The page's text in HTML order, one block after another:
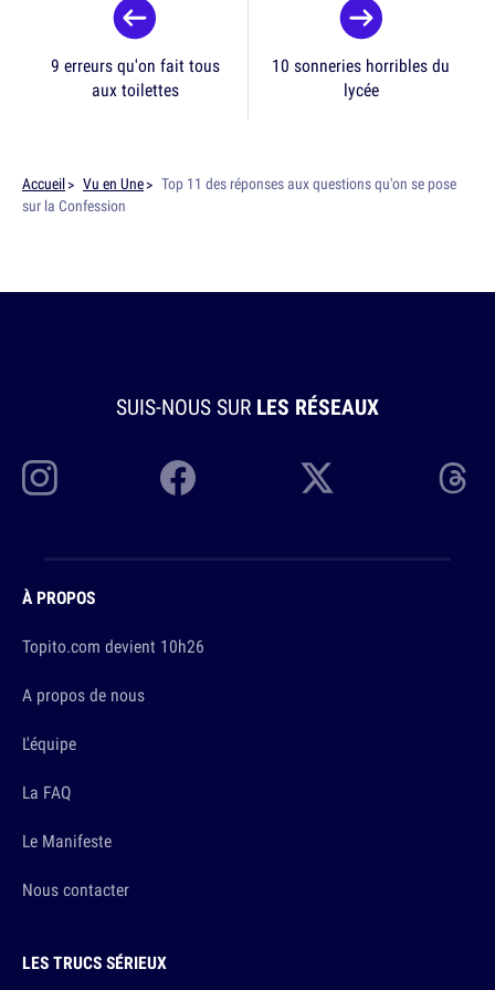
9 erreurs qu'on fait tous
aux toilettes
10 sonneries horribles du
lycée
Accueil Vu en Une
Top 11 des réponses aux questions qu'on se pose
sur la Confession
SUIS-NOUS SUR LES RÉSEAUX
À PROPOS
Topito.com devient 10h26
A propos de nous
L'équipe
La FAQ
Le Manifeste
Nous contacter
LES TRUCS SÉRIEUX